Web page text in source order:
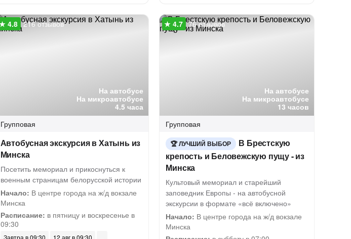
На автобусе
На микроавтобусе
4.5 часа
216 отзывов
Групповая
Автобусная экскурсия в Хатынь из
Минска
Посетить мемориал и прикоснуться к
военным страницам белорусской истории
Начало: В центре города на ж/д вокзале
Минска
Расписание: в пятницу и воскресенье в
09:30
Завтра в 09:30 12 авг в 09:30
На автобусе
На микроавтобусе
13 часов
76 отзывов
Групповая
ЛУЧШИЙ ВЫБОР
В Брестскую
крепость и Беловежскую пущу - из
Минска
Культовый мемориал и старейший
заповедник Европы - на автобусной
экскурсии в формате «всё включено»
Начало: В центре города на ж/д вокзале
Минска